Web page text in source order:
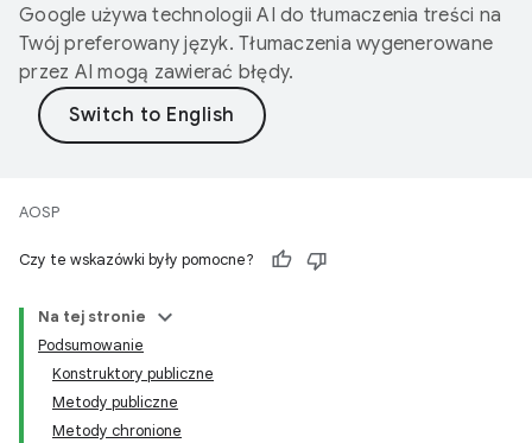
Google używa technologii AI do tłumaczenia treści na
Twój preferowany język. Tłumaczenia wygenerowane
przez AI mogą zawierać błędy.
AOSP
Czy te wskazówki były pomocne?
Na tej stronie
Podsumowanie
Konstruktory publiczne
Metody publiczne
Metody chronione